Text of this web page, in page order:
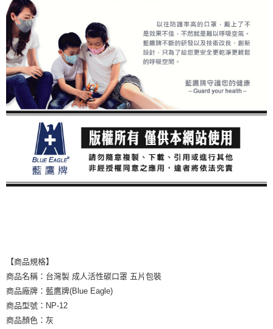
【商品規格】
商品名稱：台灣製 成人活性碳口罩 五片包裝
商品廠牌：藍鷹牌(Blue Eagle)
商品型號：NP-12
商品顏色：灰